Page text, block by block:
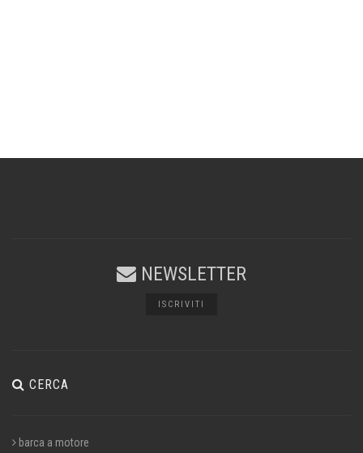
NEWSLETTER
ISCRIVITI
CERCA
barca a motore